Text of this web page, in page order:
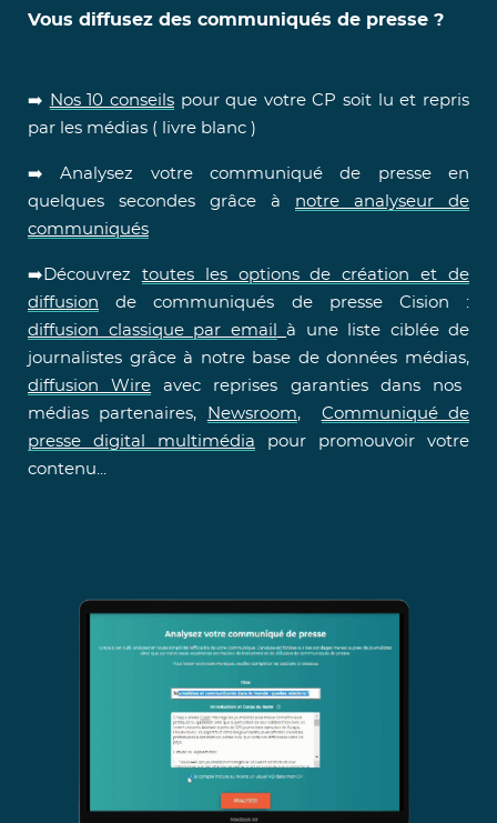
Vous diffusez des communiqués de presse ?
➡️ Nos 10 conseilspour que votre CP soit lu et repris
par les médias ( livre blanc )
➡️ Analysez votre communiqué de presse en
quelques secondes grâce à notre analyseur de
communiqués
➡️Découvrez toutes les options de création et de
diffusion de communiqués de presse Cision :
diffusion classique par email
à une liste ciblée de
journalistes grâce à notre base de données médias,
diffusion Wire avec reprises garanties dans nos
médias partenaires,
Newsroom, Communiqué de
presse digital multimédia pour promouvoir votre
contenu...